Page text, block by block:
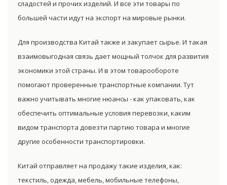
сладостей и прочих изделий. И все эти товары по
большей части идут на экспорт на мировые рынки.
Для производства Китай также и закупает сырье. И такая
взаимовыгодная связь дает мощный толчок для развития
экономики этой страны. И в этом товарообороте
помогают проверенные транспортные компании. Тут
важно учитывать многие нюансы - как упаковать, как
обеспечить оптимальные условия перевозки, каким
видом транспорта довезти партию товара и многие
другие особенности транспортировки.
Китай отправляет на продажу такие изделия, как:
текстиль, одежда, мебель, мобильные телефоны,